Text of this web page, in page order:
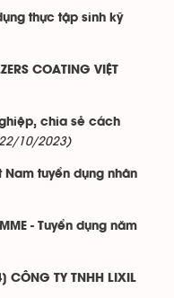
thực tập sinh kỹ
COATING VIỆT
chia sẻ cách
10/2023)
Nam tuyển dụng nhân
- Tuyển dụng năm
TY TNHH LIXIL